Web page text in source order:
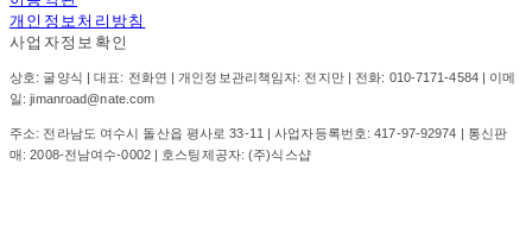
개인정보처리방침
사업자정보확인
상호: 굴양식 | 대표: 전화연 | 개인정보관리책임자: 전지만 | 전화: 010-7171-4584 | 이메
일: jimanroad@nate.com
주소: 전라남도 여수시 돌산읍 평사로 33-11 | 사업자등록번호:417-97-92974 | 통신판
매:2008-전남여수-0002| 호스팅제공자: (주)식스샵